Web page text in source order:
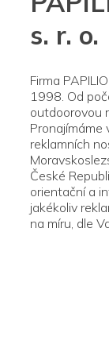
s. r. o.
Firma
1998. Od
outdoorovou
Pronajímáme
reklamních
České
orientační a
jakékoliv
na míru, dle